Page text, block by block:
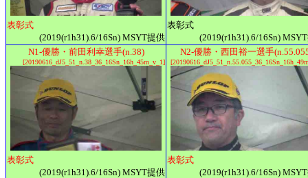
表彰式
(2019(r1h31).6/16Sn) MSYT提供
表彰式
(2019(r1h31).6/16Sn)
N1-優勝・前田利幸選手(n.38)
[20190616_dJ5_51_n.38_36_16Sn_16h_45m_v_1]
表彰式
(2019(r1h31).6/16Sn) MSYT提供
N2-優勝・西田裕一選手
表彰式
(2019(r1h31).6/16Sn)